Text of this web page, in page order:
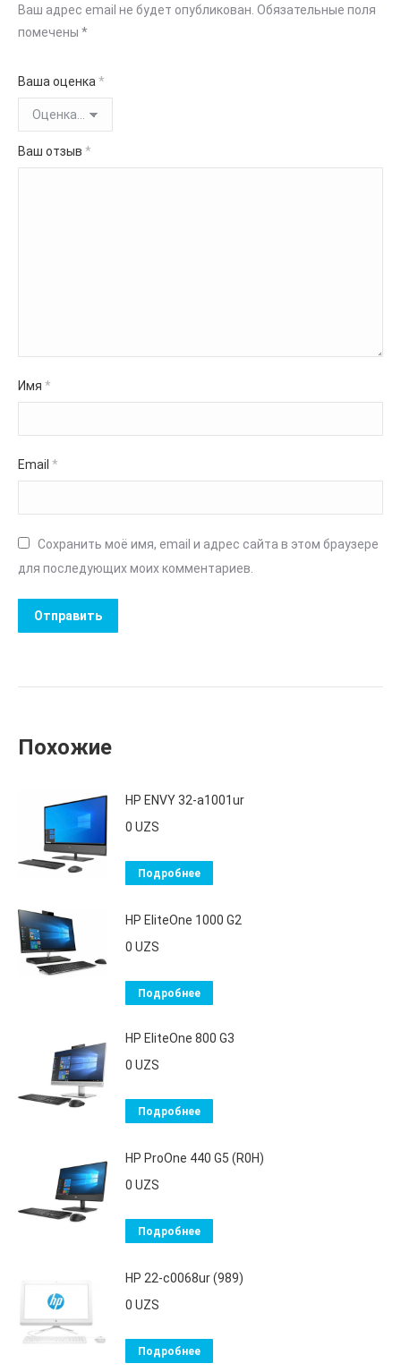
Ваш адрес email не будет опубликован. Обязательные поля
помечены *
Ваша оценка *
Ваш отзыв *
Имя *
Email *
Сохранить моё имя, email и адрес сайта в этом браузере
для последующих моих комментариев.
Похожие
HP ENVY 32-a1001ur
0 UZS
Подробнее
HP EliteOne 1000 G2
0 UZS
Подробнее
HP EliteOne 800 G3
0 UZS
Подробнее
HP ProOne 440 G5 (R0H)
0 UZS
Подробнее
HP 22-c0068ur (989)
0 UZS
Подробнее